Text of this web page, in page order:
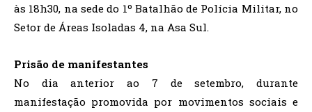
às 18h30, na sede do 1º Batalhão de Polícia Militar, no
Setor de Áreas Isoladas 4, na Asa Sul.
Prisão de manifestantes
No dia anterior ao 7 de setembro, durante
manifestação promovida por movimentos sociais e